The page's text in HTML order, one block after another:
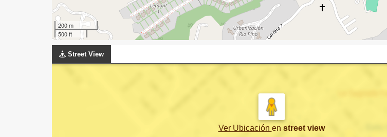
200 m
500 ft
Street View
Ver Ubicación en street view